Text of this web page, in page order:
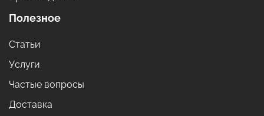
Полезное
Статьи
Услуги
Частые вопросы
Доставка